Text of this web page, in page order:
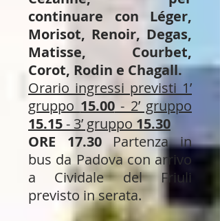
continuare con Léger,
Morisot, Renoir, Degas,
Matisse, Courbet,
Corot, Rodin e Chagall.
Orario ingressi previsti 1’
gruppo 15.00- 2’ gruppo
15.15- 3’ gruppo 15.30
ORE 17.30Partenza in
bus da Padova con arrivo
a Cividale del Friuli
previsto in serata.